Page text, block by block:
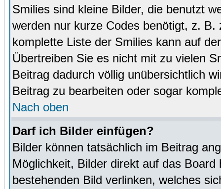
Smilies sind kleine Bilder, die benutzt
werden nur kurze Codes benötigt, z.
komplette Liste der Smilies kann auf
Übertreiben Sie es nicht mit zu vielen
Beitrag dadurch völlig unübersichtlich
Beitrag zu bearbeiten oder sogar
Nach oben
Darf ich Bilder einfügen?
Bilder können tatsächlich im Beitrag
Möglichkeit, Bilder direkt auf das
bestehenden Bild verlinken, welches